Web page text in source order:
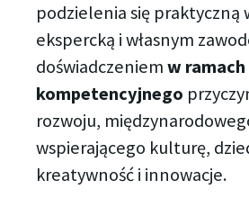
podzielenia się praktyczną
ekspercką i własnym
doświadczeniemw
kompetencyjnego
rozwoju,
wspierającego kulturę,
kreatywność i innowacje.